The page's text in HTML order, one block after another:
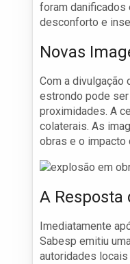
foram danificados
desconforto e
Novas
Com a divulgação
estrondo pode ser
proximidades. A
colaterais. As
obras e o impacto
A Resposta
Imediatamente
Sabesp emitiu
autoridades locais